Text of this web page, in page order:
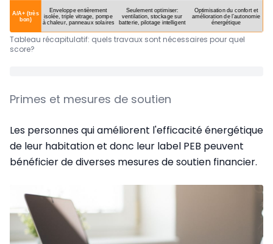
Tableau récapitulatif: quels travaux sont nécessaires pour quel
score?
Primes et mesures de soutien
Les personnes qui améliorent l'efficacité énergétique
de leur habitation et donc leur label PEB peuvent
bénéficier de diverses mesures de soutien financier.